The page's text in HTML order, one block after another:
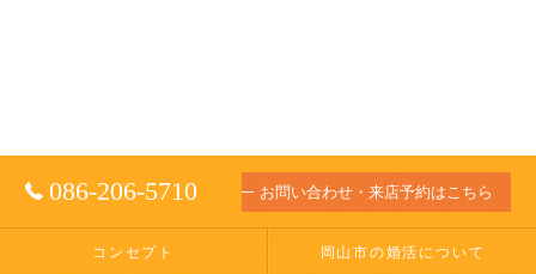
086-206-5710 お問い合わせ・来店予約はこちら
コンセプト 岡山市の婚活について